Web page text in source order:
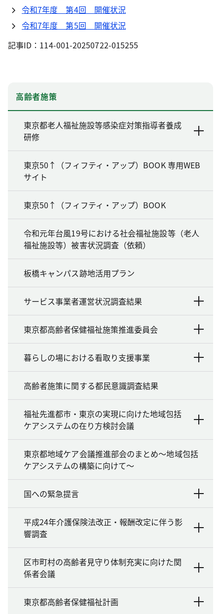
令和7年度 第4回 開催状況
令和7年度 第5回 開催状況
記事ID：114-001-20250722-015255
高齢者施策
東京都老人福祉施設等感染症対策指導者養成
研修
東京50↑（フィフティ・アップ）BOOK 専用WEB
サイト
東京50↑（フィフティ・アップ）BOOK
令和元年台風19号における社会福祉施設等（老人
福祉施設等）被害状況調査（依頼）
板橋キャンパス跡地活用プラン
サービス事業者運営状況調査結果
東京都高齢者保健福祉施策推進委員会
暮らしの場における看取り支援事業
高齢者施策に関する都民意識調査結果
福祉先進都市・東京の実現に向けた地域包括
ケアシステムの在り方検討会議
東京都地域ケア会議推進部会のまとめ～地域包括
ケアシステムの構築に向けて～
国への緊急提言
平成24年介護保険法改正・報酬改定に伴う影
響調査
区市町村の高齢者見守り体制充実に向けた関
係者会議
東京都高齢者保健福祉計画